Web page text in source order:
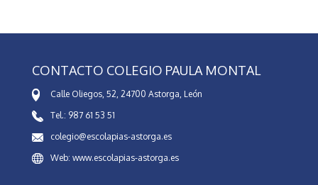
CONTACTO COLEGIO PAULA MONTAL
Calle Oliegos, 52, 24700 Astorga, León
Tel.: 987 61 53 51
colegio@escolapias-astorga.es
Web: www.escolapias-astorga.es